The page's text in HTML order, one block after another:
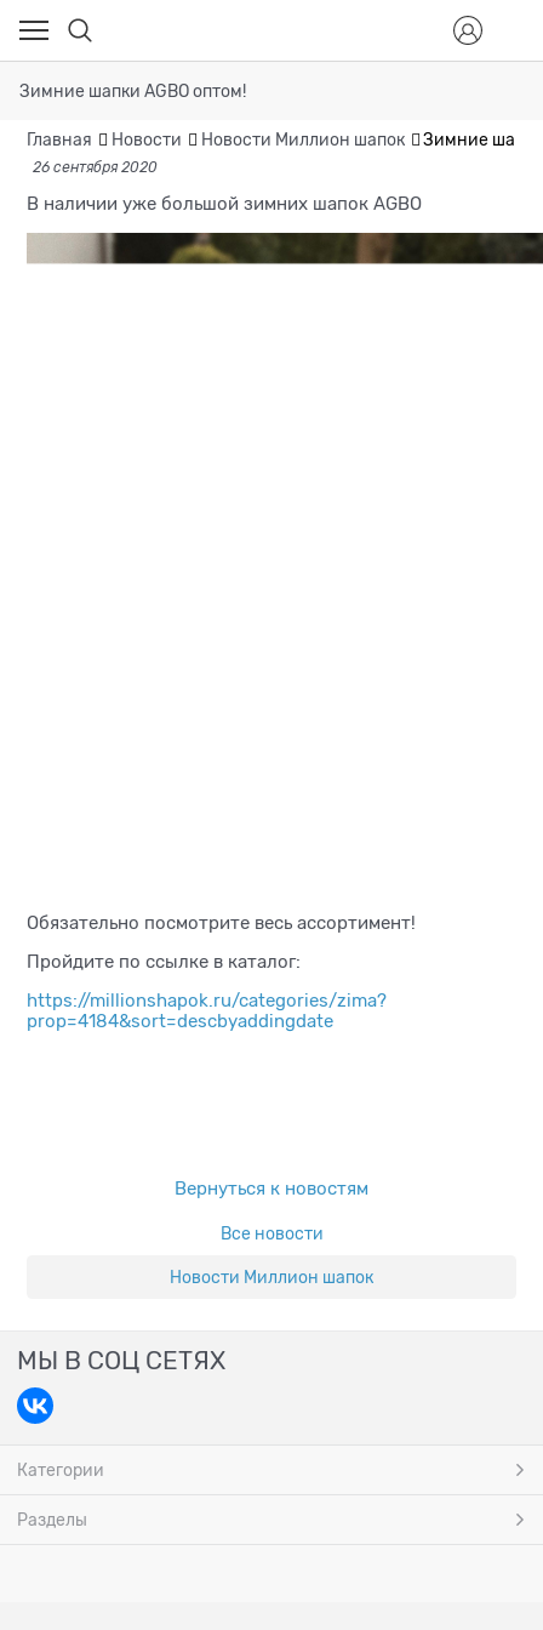
Зимние шапки AGBO оптом!
Главная Новости Новости Миллион шапок Зимние шапки
26 сентября 2020
В наличии уже большой зимних шапок AGBO
Обязательно посмотрите весь ассортимент!
Пройдите по ссылке в каталог:
https://millionshapok.ru/categories/zima?
prop=4184&sort=descbyaddingdate
Вернуться к новостям
Все новости
Новости Миллион шапок
МЫ В СОЦ СЕТЯХ
Категории
Разделы